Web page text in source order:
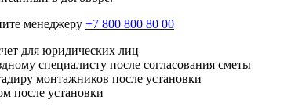
менеджеру +7 800 800 80 00
для юридических лиц
специалисту после согласования сметы
монтажников после установки
после установки